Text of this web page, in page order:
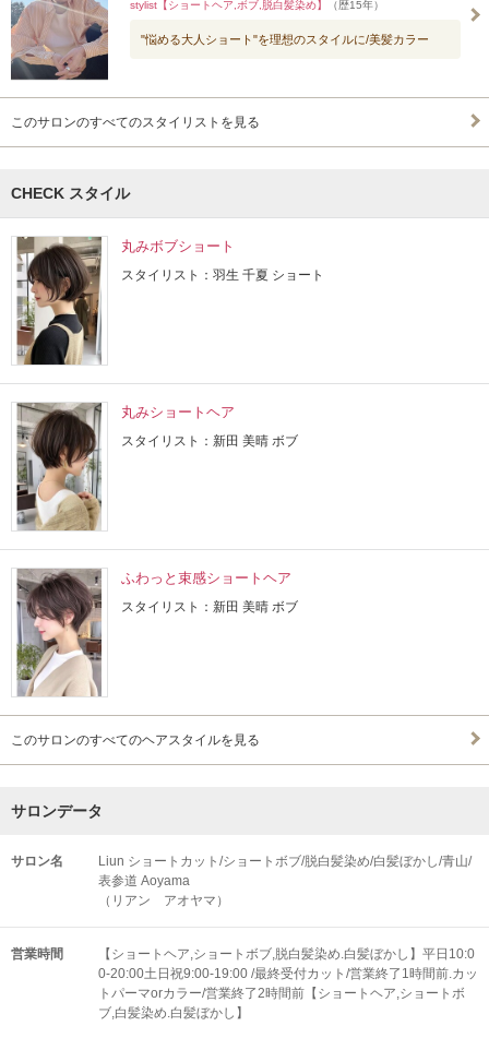
stylist【ショートヘア,ボブ,脱白髪染め】 （歴15年）
"悩める大人ショート"を理想のスタイルに/美髪カラー
このサロンのすべてのスタイリストを見る
CHECK スタイル
丸みボブショート
スタイリスト：羽生 千夏 ショート
丸みショートヘア
スタイリスト：新田 美晴 ボブ
ふわっと束感ショートヘア
スタイリスト：新田 美晴 ボブ
このサロンのすべてのヘアスタイルを見る
サロンデータ
サロン名
Liun ショートカット/ショートボブ/脱白髪染め/白髪ぼかし/青山/
表参道 Aoyama
（リアン アオヤマ）
営業時間
【ショートヘア,ショートボブ,脱白髪染め.白髪ぼかし】平日10:0
0-20:00土日祝9:00-19:00 /最終受付カット/営業終了1時間前.カッ
トパーマorカラー/営業終了2時間前【ショートヘア,ショートボ
ブ,白髪染め.白髪ぼかし】